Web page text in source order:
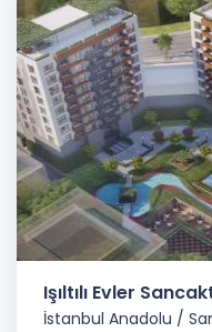
Işıltılı Evler
İstanbul Anadolu /